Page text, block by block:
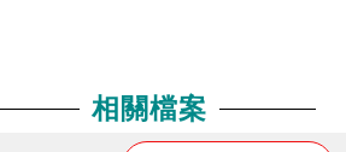
相關檔案